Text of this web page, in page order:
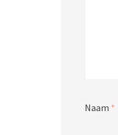
Naam *